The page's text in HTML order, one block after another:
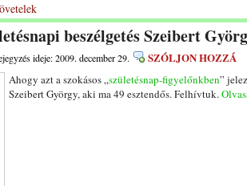
beszélgetés Szeibert
ideje: 2009. december 29. SZÓLJON HOZZÁ
Ahogy azt a szokásos „születésnap-figyelőnkben”
Szeibert György, aki ma 49 esztendős. Felhívtuk.